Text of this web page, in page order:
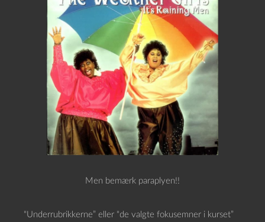
Men bemærk paraplyen!!
“Underrubrikkerne” eller “de valgte fokusemner i kurset”